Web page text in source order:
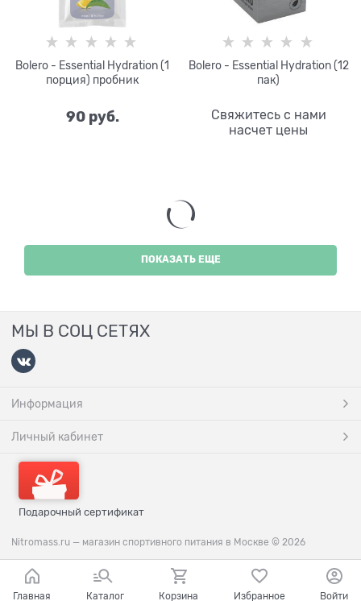
Bolero - Essential Hydration (1
порция) пробник
90 руб.
Bolero - Essential Hydration (12
пак)
Свяжитесь с нами
насчет цены
ПОКАЗАТЬ ЕЩЕ
МЫ В СОЦ СЕТЯХ
Информация
Личный кабинет
Подарочный сертификат
Nitromass.ru — магазин спортивного питания в Москве © 2026
Главная Каталог Корзина Избранное Войти